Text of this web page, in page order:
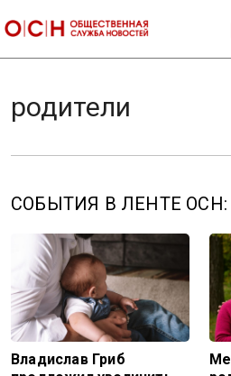
родители
СОБЫТИЯ В ЛЕНТЕ ОСН:
Владислав Гриб